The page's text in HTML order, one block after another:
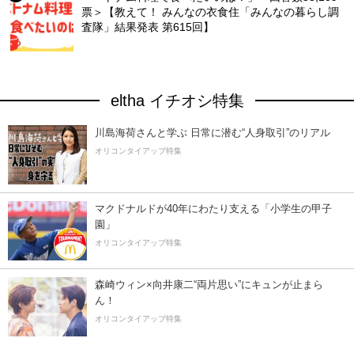
票＞【教えて！ みんなの衣食住「みんなの暮らし調
査隊」結果発表 第615回】
eltha イチオシ特集
川島海荷さんと学ぶ 日常に潜む“人身取引”のリアル
オリコンタイアップ特集
マクドナルドが40年にわたり支える「小学生の甲子
園」
オリコンタイアップ特集
森崎ウィン×向井康二“両片思い”にキュンが止まら
ん！
オリコンタイアップ特集